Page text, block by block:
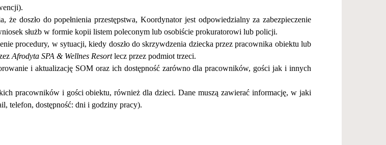
że doszło do popełnienia przestępstwa, Koordynator jest odpowiedzialny za zabezpieczenie
służb w formie kopii listem poleconym lub osobiście prokuratorowi lub policji.
procedury, w sytuacji, kiedy doszło do skrzywdzenia dziecka przez pracownika obiektu lub
Afrodyta SPA & Wellnes Resortlecz przez podmiot trzeci.
i aktualizację SOM oraz ich dostępność zarówno dla pracowników, gości jak i innych
pracowników i gości obiektu, równieżdla dzieci. Dane muszązawieraćinformację, w jaki
telefon, dostępność: dni i godziny pracy).